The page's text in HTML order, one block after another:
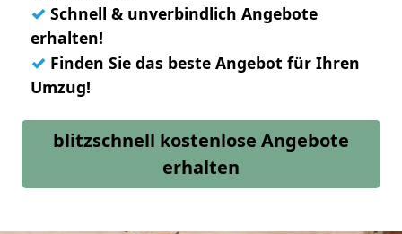
✓ Schnell & unverbindlich Angebote
erhalten!
✓ Finden Sie das beste Angebot für Ihren
Umzug!
blitzschnell kostenlose Angebote
erhalten